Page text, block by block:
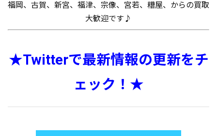
福岡、古賀、新宮、福津、宗像、宮若、糟屋、からの買取
大歓迎です♪
★Twitterで最新情報の更新をチ
ェック！★